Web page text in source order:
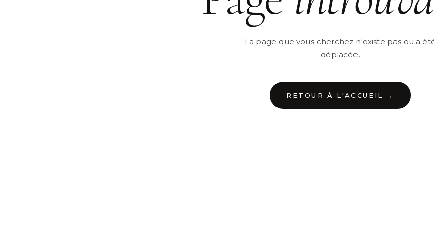
La page que vous cherchez n'existe pas ou a
déplacée.
RETOUR À L'ACCUEIL →